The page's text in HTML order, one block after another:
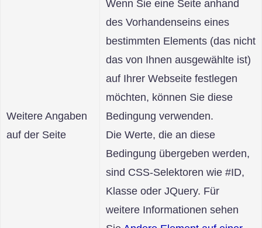
Weitere Angaben
auf der Seite
Wenn Sie eine Seite anhand
des Vorhandenseins eines
bestimmten Elements (das nicht
das von Ihnen ausgewählte ist)
auf Ihrer Webseite festlegen
möchten, können Sie diese
Bedingung verwenden.
Die Werte, die an diese
Bedingung übergeben werden,
sind CSS-Selektoren wie #ID,
Klasse oder JQuery. Für
weitere Informationen sehen